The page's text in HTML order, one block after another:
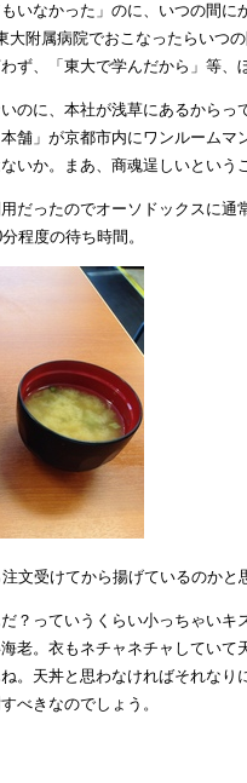
いなかった」のに、いつの間に
大附属病院でおこなったらいつ
ず、「東大で学んだから」等、
のに、本社が浅草にあるから
舗」が京都市内にワンルーム
いか。まあ、商魂逞しいとい
だったのでオーソドックスに
程度の待ち時間。
文受けてから揚げているのか
？っていうくらい小っちゃい
老。衣もネチャネチャしてい
。天丼と思わなければそれなり
べきなのでしょう。